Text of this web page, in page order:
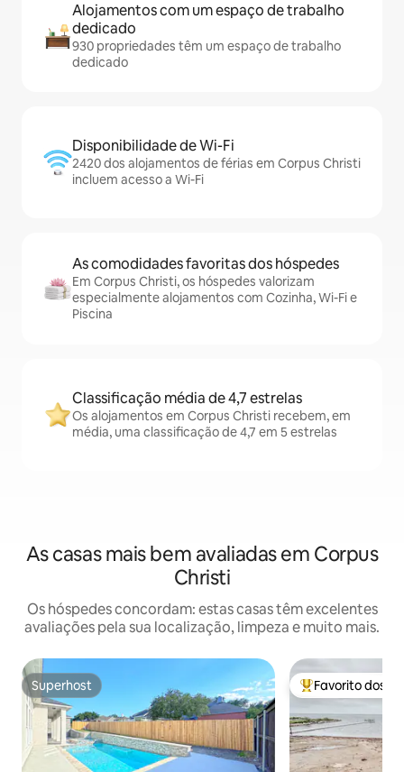
Alojamentos com um espaço de trabalho
dedicado
930 propriedades têm um espaço de trabalho
dedicado
Disponibilidade de Wi-Fi
2420 dos alojamentos de férias em Corpus Christi
incluem acesso a Wi-Fi
As comodidades favoritas dos hóspedes
Em Corpus Christi, os hóspedes valorizam
especialmente alojamentos com Cozinha, Wi-Fi e
Piscina
Classificação média de 4,7 estrelas
Os alojamentos em Corpus Christi recebem, em
média, uma classificação de 4,7 em 5 estrelas
As casas mais bem avaliadas em Corpus
Christi
Os hóspedes concordam: estas casas têm excelentes
avaliações pela sua localização, limpeza e muito mais.
Superhost
Superhost Favoritos dos
Favorito dos